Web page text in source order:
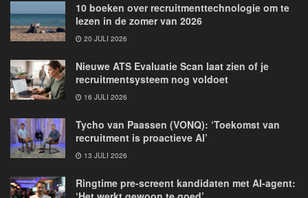
10 boeken over recruitmenttechnologie om te
lezen in de zomer van 2026
20 JULI 2026
Nieuwe ATS Evaluatie Scan laat zien of je
recruitmentsysteem nog voldoet
16 JULI 2026
Tycho van Paassen (VONQ): ‘Toekomst van
recruitment is proactieve AI’
13 JULI 2026
Ringtime pre-screent kandidaten met AI-agent: